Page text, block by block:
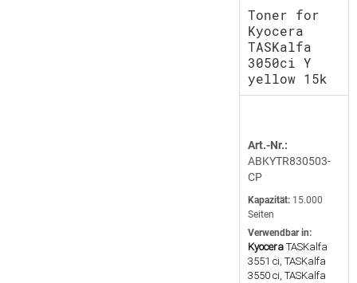
Toner for
Kyocera
TASKalfa
3050ci Y
yellow 15k
Art.-Nr.:
ABKYTR830503-
CP
Kapazität: 15.000
Seiten
Verwendbar in:
Kyocera TASKalfa
3551 ci, TASKalfa
3550 ci, TASKalfa